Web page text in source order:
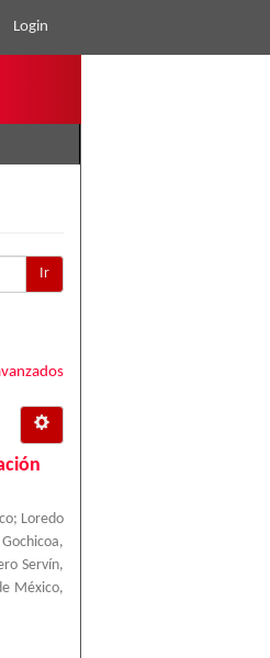
Login
Ir
; Loredo
Gochicoa,
Servín,
México,